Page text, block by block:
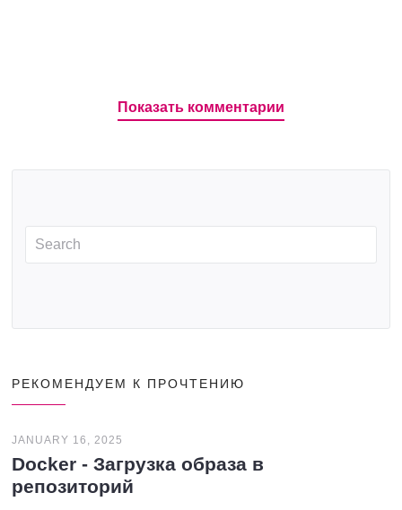
Показать комментарии
РЕКОМЕНДУЕМ К ПРОЧТЕНИЮ
JANUARY 16, 2025
Docker - Загрузка образа в
репозиторий